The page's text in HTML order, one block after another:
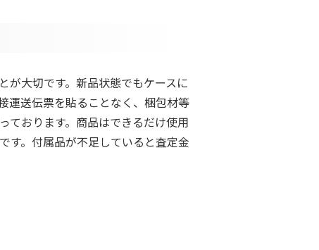
が大切です。新品状態でもケースに
運送伝票を貼ることなく、梱包材等
ております。商品はできるだけ使用
す。付属品が不足していると査定金